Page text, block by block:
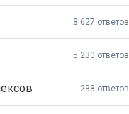
8 627 ответов
5 230 ответов
238 ответов